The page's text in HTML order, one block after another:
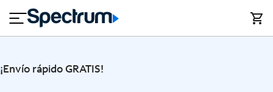
Explorar los nuevos smartphones
close
cian
n
t
¡Envío rápido GRATIS!